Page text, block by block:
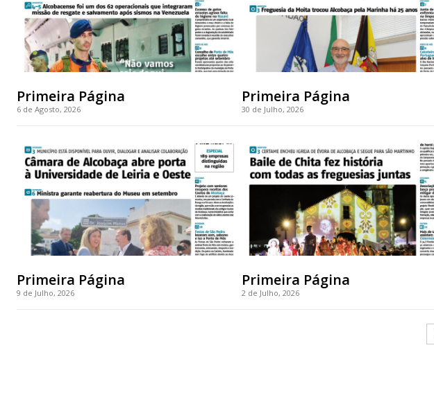
Escolha o plano
Primeira Página
6 de Agosto, 2026
Primeira Página
30 de Julho, 2026
Primeira Página
9 de Julho, 2026
Primeira Página
2 de Julho, 2026